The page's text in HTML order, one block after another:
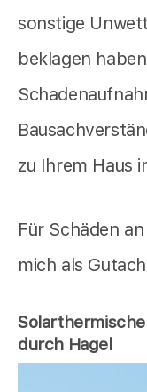
sonstige
beklagen
zu Ihrem Haus
Für Schäden
mich als
durch Hagel